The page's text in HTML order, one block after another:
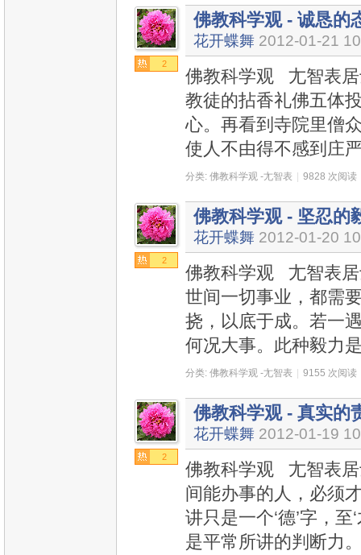
2
佛教科学观 - 诚恳的
花开蝶舞 2012-01-21
佛教科学观 尢智表
教徒的拈香礼佛五体
心。再看到寺院里僧
使人不由得不感到庄
分类: 佛教科学观 -尢智表 9828 次阅读
2
佛教科学观 - 坚忍的
花开蝶舞 2012-01-20
佛教科学观 尢智表
世间一切事业，都需
挠，以底于成。若一
何况大事。此种毅力
分类: 佛教科学观 -尢智表 9155 次阅读
2
佛教科学观 - 真实的
花开蝶舞 2012-01-19
佛教科学观 尢智表
间能办事的人，必须
讲只是一个‘德’字，
是平常所讲的判断力